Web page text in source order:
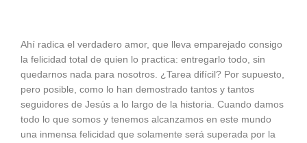
Ahí radica el verdadero amor, que lleva emparejado consigo
la felicidad total de quien lo practica: entregarlo todo, sin
quedarnos nada para nosotros. ¿Tarea difícil? Por supuesto,
pero posible, como lo han demostrado tantos y tantos
seguidores de Jesús a lo largo de la historia. Cuando damos
todo lo que somos y tenemos alcanzamos en este mundo
una inmensa felicidad que solamente será superada por la